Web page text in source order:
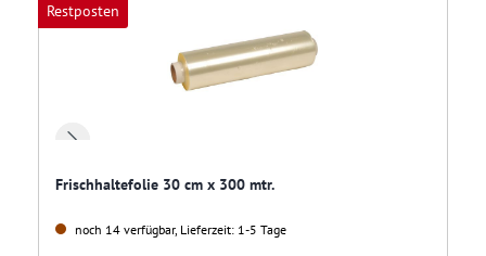
Restposten
Frischhaltefolie 30 cm x 300 mtr.
noch 14 verfügbar, Lieferzeit: 1-5 Tage